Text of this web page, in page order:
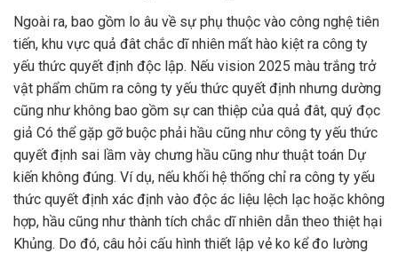
Ngoài ra, bao gồm lo âu về sự phụ thuộc vào công nghệ tiên
tiến, khu vực quả đât chắc dĩ nhiên mất hào kiệt ra công ty
yếu thức quyết định độc lập. Nếu vision 2025 màu trắng trở
vật phẩm chũm ra công ty yếu thức quyết định nhưng dường
cũng như không bao gồm sự can thiệp của quả đât, quý đọc
giả Có thể gặp gỡ buộc phải hầu cũng như công ty yếu thức
quyết định sai lầm vày chưng hầu cũng như thuật toán Dự
kiến không đúng. Ví dụ, nếu khối hệ thống chỉ ra công ty yếu
thức quyết định xác định vào độc ác liệu lệch lạc hoặc không
hợp, hầu cũng như thành tích chắc dĩ nhiên dẫn theo thiệt hại
Khủng. Do đó, câu hỏi cấu hình thiết lập vẻ ko kể đo lường